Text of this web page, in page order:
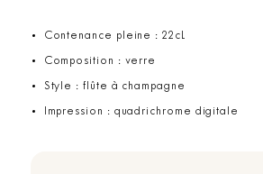
Contenance pleine : 22cL
Composition : verre
Style : flûte à champagne
Impression : quadrichrome digitale